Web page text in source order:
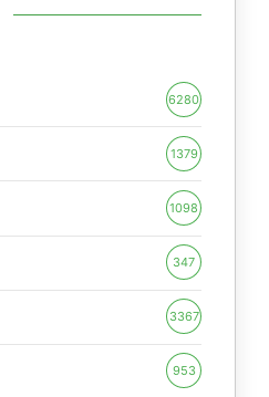
6280
1379
1098
347
3367
953